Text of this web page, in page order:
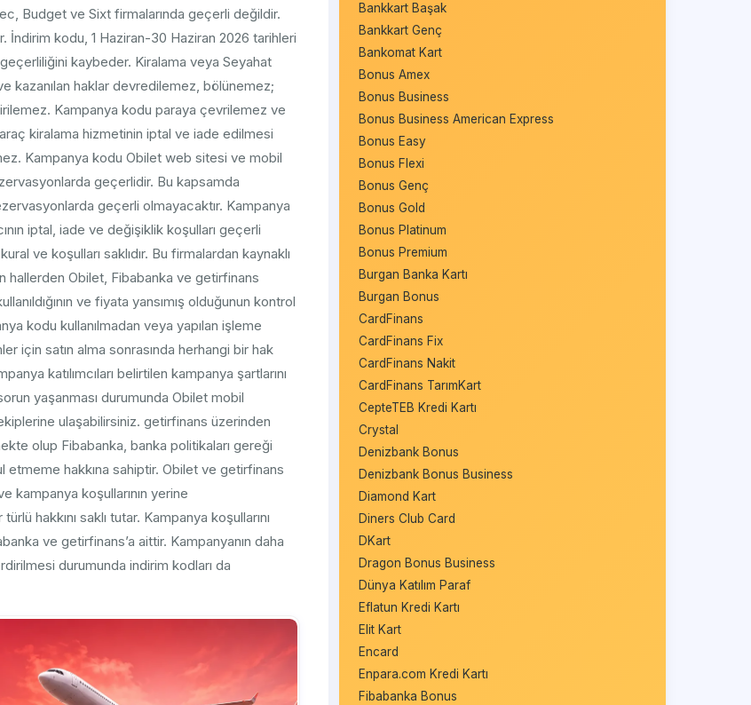
Budget ve Sixt firmalarında geçerli değildir.
kodu, 1 Haziran-30 Haziran 2026 tarihleri
geçerliliğini kaybeder. Kiralama veya Seyahat
kazanılan haklar devredilemez, bölünemez;
Kampanya kodu paraya çevrilemez ve
kiralama hizmetinin iptal ve iade edilmesi
Kampanya kodu Obilet web sitesi ve mobil
geçerlidir. Bu kapsamda
geçerli olmayacaktır. Kampanya
iptal, iade ve değişiklik koşulları geçerli
ve koşulları saklıdır. Bu firmalardan kaynaklı
hallerden Obilet, Fibabanka ve getirfinans
ve fiyata yansımış olduğunun kontrol
kodu kullanılmadan veya yapılan işleme
için satın alma sonrasında herhangi bir hak
katılımcıları belirtilen kampanya şartlarını
yaşanması durumunda Obilet mobil
ulaşabilirsiniz. getirfinans üzerinden
olup Fibabanka, banka politikaları gereği
etmeme hakkına sahiptir. Obilet ve getirfinans
kampanya koşullarının yerine
hakkını saklı tutar. Kampanya koşullarını
ve getirfinans’a aittir. Kampanyanın daha
durumunda indirim kodları da
Bankkart Başak
Bankkart Genç
Bankomat Kart
Bonus Amex
Bonus Business
Bonus Business American Express
Bonus Easy
Bonus Flexi
Bonus Genç
Bonus Gold
Bonus Platinum
Bonus Premium
Burgan Banka Kartı
Burgan Bonus
CardFinans
CardFinans Fix
CardFinans Nakit
CardFinans TarımKart
CepteTEB Kredi Kartı
Crystal
Denizbank Bonus
Denizbank Bonus Business
Diamond Kart
Diners Club Card
DKart
Dragon Bonus Business
Dünya Katılım Paraf
Eflatun Kredi Kartı
Elit Kart
Encard
Enpara.com Kredi Kartı
Fibabanka Bonus